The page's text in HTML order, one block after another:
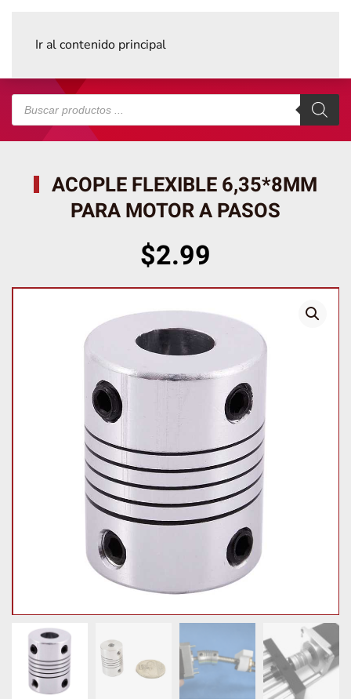
Ir al contenido principal
Búsqueda
de
productos
ACOPLE FLEXIBLE 6,35*8MM
PARA MOTOR A PASOS
$2.99